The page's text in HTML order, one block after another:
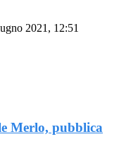
2021, 12:51
Merlo, pubblica